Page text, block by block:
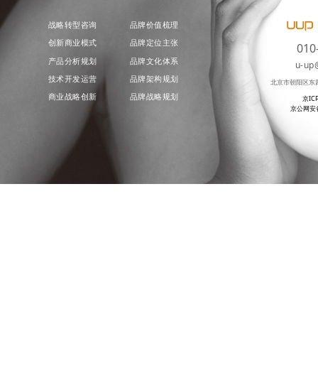
战略转型咨询
品牌价值梳理
创新商业模式
品牌定位主张
产品分析规划
品牌文化体系
技术开发运营
品牌架构规划
商业战略创新
品牌战略规划
u-
北京市朝阳区东
京
京公网安